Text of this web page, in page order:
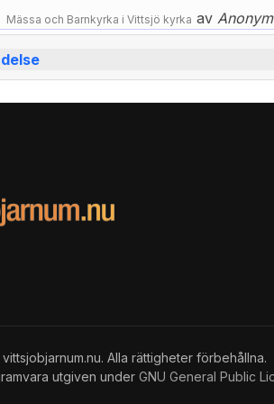
Mässa och Barnkyrka i Vittsjö kyrka av Anonym
Alla rättigheter förbehållna.
utgiven under GNU General Public